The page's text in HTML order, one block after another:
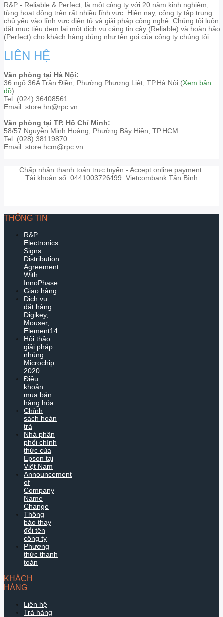
R&P - Reliable & Perfect, là một công ty với 20 năm kinh nghiệm,
từng hoạt động trên rất nhiều lĩnh vực. Hiện nay, công ty tập trung
chủ yếu vào lĩnh vực điện tử và giải pháp công nghệ. Chúng tôi luôn
đặt mục tiêu đem lại một dịch vụ đáng tin cậy (Reliable) và hoàn hảo
(Perfect) cho khách hàng đúng như tên gọi của công ty chúng tôi.
LIÊN HỆ
Văn phòng tại Hà Nội:
36 ngõ 36A Trần Điền, Phường Phương Liệt, TP.Hà Nội.(Xem bản
đồ)
Tel: (024) 36408561.
Email: store.hn@rpc.vn.
Văn phòng tại TP. Hồ Chí Minh:
58/57 Nguyễn Minh Hoàng, Phường Bảy Hiền, TP.HCM.
Tel: (028) 38119870.
Email: store.hcm@rpc.vn.
Chấp nhận thanh toán trực tuyến - Accept online payment.
Tài khoản số: 0441003726499. Vietcombank Tân Bình
THÔNG TIN
R&P
Electronics
Signs
Distribution
Agreement
With
InnoPhase
Giao hàng
Dịch vụ
đặt hàng
Digikey,
Mouser,
Element14...
Hội thảo
giải pháp
nhúng
Microchip
2020
Điều
khoản
mua bán
hàng hóa
Chính
sách hoàn
trả
Nhà phân
phối chính
thức của
Epson tại
Việt Nam
Announcement
of
Company
Name
Change
Thông
báo thay
đổi tên
công ty
Phương
thức thanh
toán
KHÁCH
HÀNG
Liên hệ
Trả hàng